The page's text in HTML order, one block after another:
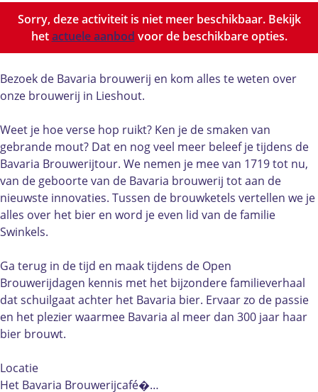
r
o
u
e
r
j
d
a
g
e
n
n
b
r
o
u
w
r
i
j
d
a
g
e
n
Sorry, deze activiteit is niet meer beschikbaar. Bekijk
hetactuele aanbod voor de beschikbare opties.
Bezoek de Bavaria brouwerij en kom alles te weten over
onze brouwerij in Lieshout.
Weet je hoe verse hop ruikt? Ken je de smaken van
gebrande mout? Dat en nog veel meer beleef je tijdens de
Bavaria Brouwerijtour. We nemen je mee van 1719 tot nu,
van de geboorte van de Bavaria brouwerij tot aan de
nieuwste innovaties. Tussen de brouwketels vertellen we je
alles over het bier en word je even lid van de familie
Swinkels.
Ga terug in de tijd en maak tijdens de Open
Brouwerijdagen kennis met het bijzondere familieverhaal
dat schuilgaat achter het Bavaria bier. Ervaar zo de passie
en het plezier waarmee Bavaria al meer dan 300 jaar haar
bier brouwt.
Locatie
Het Bavaria Brouwerijcafé�…